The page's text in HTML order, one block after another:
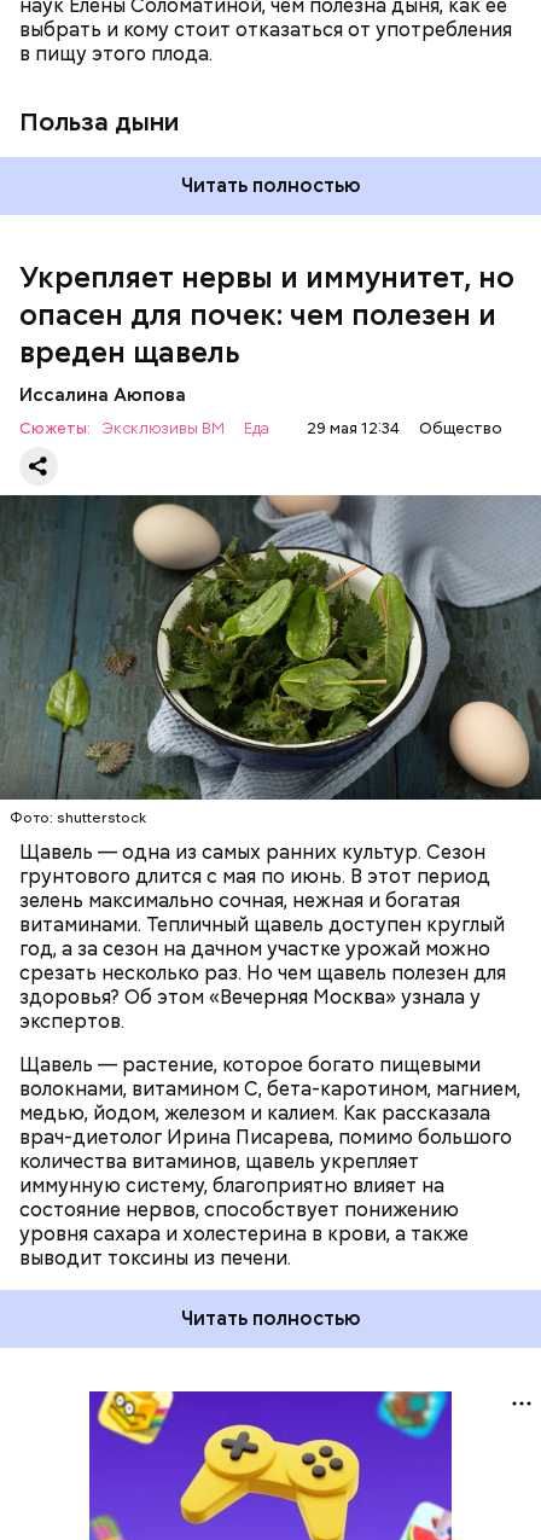
наук Елены Соломатиной, чем полезна дыня, как ее
выбрать и кому стоит отказаться от употребления
в пищу этого плода.
Польза дыни
Читать полностью
Укрепляет нервы и иммунитет, но
опасен для почек: чем полезен и
вреден щавель
Иссалина Аюпова
Сюжеты: Эксклюзивы ВМ Еда 29 мая 12:34 Общество
Фото: shutterstock
Щавель — одна из самых ранних культур. Сезон
грунтового длится с мая по июнь. В этот период
зелень максимально сочная, нежная и богатая
витаминами. Тепличный щавель доступен круглый
год, а за сезон на дачном участке урожай можно
срезать несколько раз. Но чем щавель полезен для
здоровья? Об этом «Вечерняя Москва» узнала у
экспертов.
Щавель — растение, которое богато пищевыми
волокнами, витамином С, бета-каротином, магнием,
медью, йодом, железом и калием. Как рассказала
врач-диетолог Ирина Писарева, помимо большого
количества витаминов, щавель укрепляет
иммунную систему, благоприятно влияет на
состояние нервов, способствует понижению
уровня сахара и холестерина в крови, а также
выводит токсины из печени.
Опасность же щавеля состоит в том, что он
содержит большое количество щавелевой кислоты,
которая может способствовать образованию
— Если человек уже болеет мочекаменной
болезнью, щавель ему не рекомендуется. При
артрите, гастрите, холецистите, синдроме
раздраженного кишечника, язвах и панкреатите
продукт тоже лучше исключить из рациона, —
предупредила врач. — Он может привести к
повышению кислотности желудка и раздражать
слизистые оболочки.
По мнению специалиста, здоровому человеку
достаточно включать щавель в рацион несколько
раз в месяц. В небольших количествах в свежем
Читать полностью
ЗДОРОВЬЕ ВРАЧИ
РАСТЕНИЯ
ПРОДУКТЫ